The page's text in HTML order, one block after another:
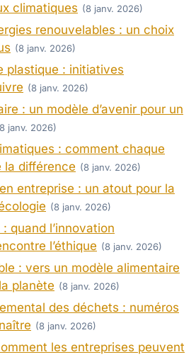
climatiques (8 janv. 2026)
renouvelables : un choix
(8 janv. 2026)
plastique : initiatives
(8 janv. 2026)
: un modèle d’avenir pour un
janv. 2026)
: comment chaque
la différence (8 janv. 2026)
entreprise : un atout pour la
(8 janv. 2026)
quand l’innovation
l’éthique (8 janv. 2026)
: vers un modèle alimentaire
planète (8 janv. 2026)
des déchets : numéros
(8 janv. 2026)
les entreprises peuvent